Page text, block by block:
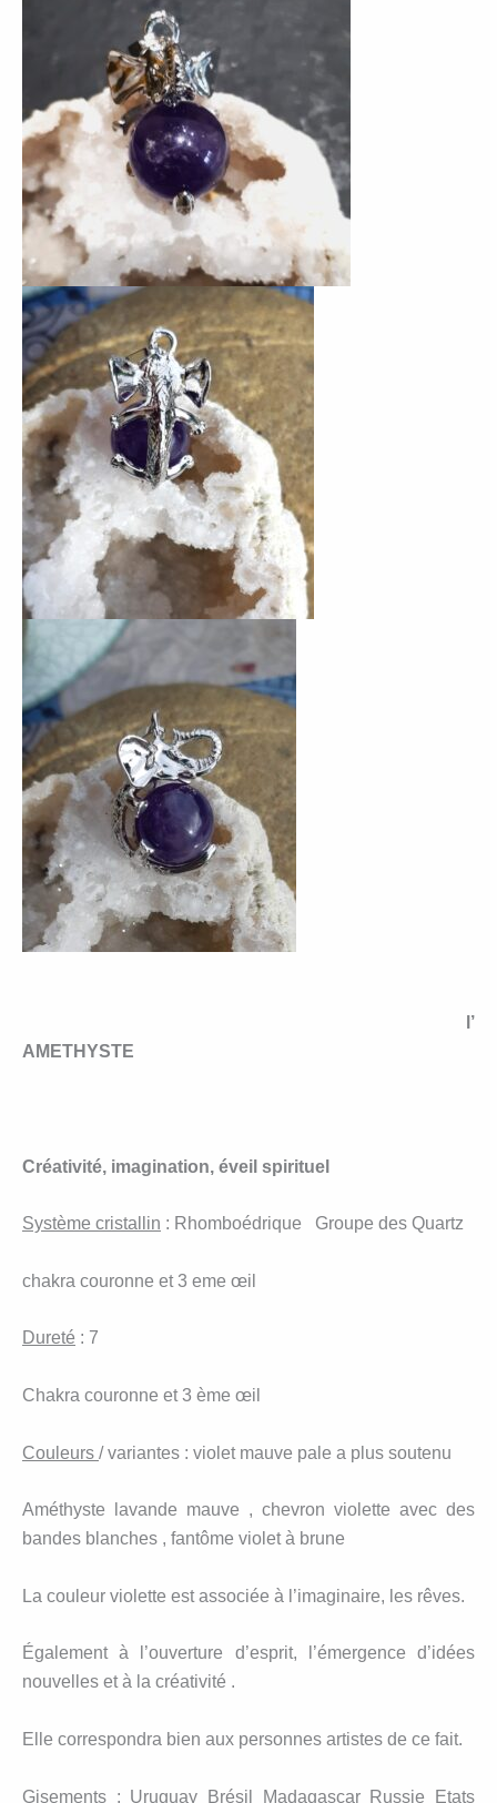
l’
AMETHYSTE
Créativité, imagination, éveil spirituel
Système cristallin : Rhomboédrique Groupe des Quartz
chakra couronne et 3 eme œil
Dureté : 7
Chakra couronne et 3 ème œil
Couleurs / variantes : violet mauve pale a plus soutenu
Améthyste lavande mauve , chevron violette avec des
bandes blanches , fantôme violet à brune
La couleur violette est associée à l’imaginaire, les rêves.
Également à l’ouverture d’esprit, l’émergence d’idées
nouvelles et à la créativité .
Elle correspondra bien aux personnes artistes de ce fait.
Gisements : Uruguay Brésil Madagascar Russie Etats